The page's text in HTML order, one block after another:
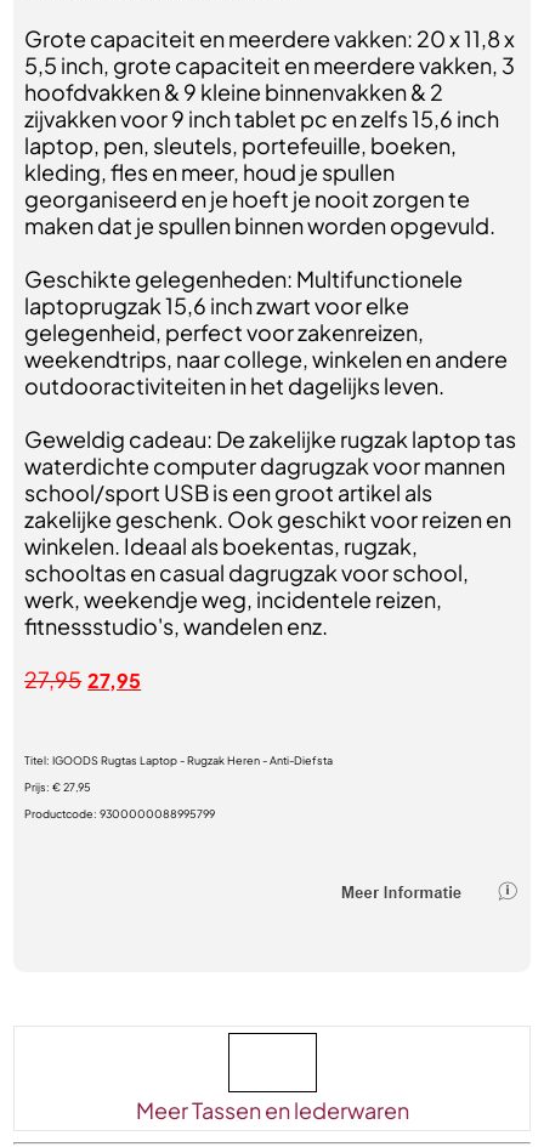
Grote capaciteit en meerdere vakken: 20 x 11,8 x
5,5 inch, grote capaciteit en meerdere vakken, 3
hoofdvakken & 9 kleine binnenvakken & 2
zijvakken voor 9 inch tablet pc en zelfs 15,6 inch
laptop, pen, sleutels, portefeuille, boeken,
kleding, fles en meer, houd je spullen
georganiseerd en je hoeft je nooit zorgen te
maken dat je spullen binnen worden opgevuld.
Geschikte gelegenheden: Multifunctionele
laptoprugzak 15,6 inch zwart voor elke
gelegenheid, perfect voor zakenreizen,
weekendtrips, naar college, winkelen en andere
outdooractiviteiten in het dagelijks leven.
Geweldig cadeau: De zakelijke rugzak laptop tas
waterdichte computer dagrugzak voor mannen
school/sport USB is een groot artikel als
zakelijke geschenk. Ook geschikt voor reizen en
winkelen. Ideaal als boekentas, rugzak,
schooltas en casual dagrugzak voor school,
werk, weekendje weg, incidentele reizen,
fitnessstudio's, wandelen enz.
27,95 27,95
Titel:IGOODS Rugtas Laptop - Rugzak Heren - Anti-Diefsta
Prijs:€ 27,95
Productcode:9300000088995799
Meer Tassen en lederwaren